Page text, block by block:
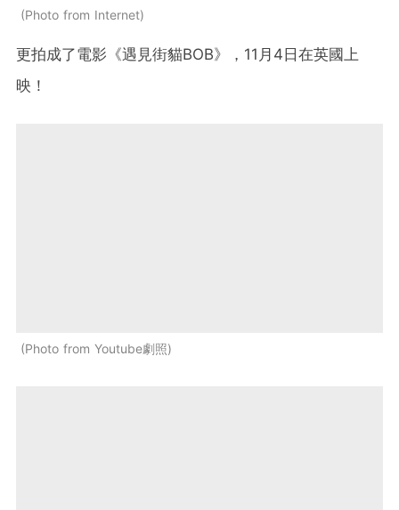
Photo from Internet
更拍成了電影《遇見街貓BOB》，11月4日在英國上
映！
Photo from Youtube劇照